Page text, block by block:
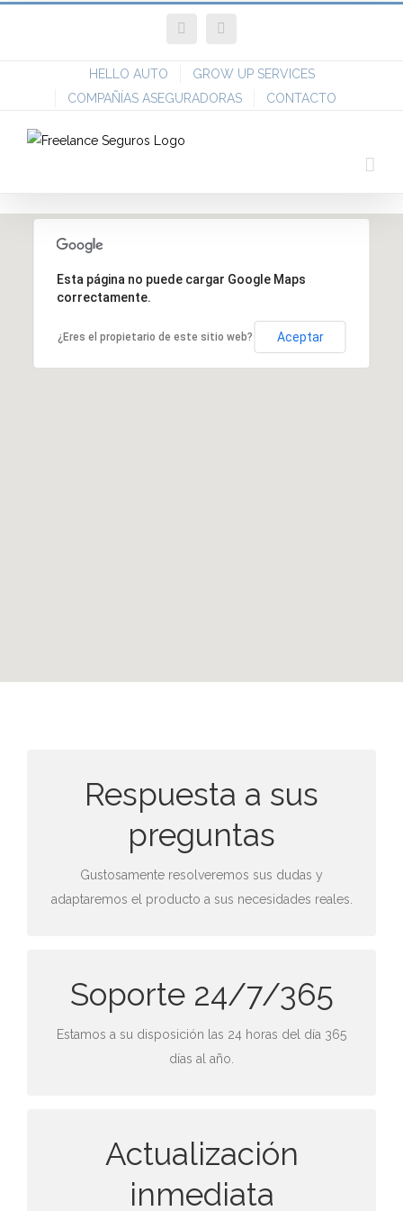
Facebook
HELLO AUTO
GROW UP SERVICES
COMPAÑÍAS ASEGURADORAS
CONTACTO
Esta página no puede cargar Google Maps
correctamente.
¿Eres el propietario de este sitio web? Aceptar
Respuesta a sus
preguntas
Gustosamente resolveremos sus dudas y
adaptaremos el producto a sus necesidades reales.
ATENCIÓN PERSONALIZADA
Ninguna persona tiene las mismas necesidades y por
eso adaptamos el producto para su mejor
Soporte 24/7/365
Estamos a su disposición las 24 horas del día 365
días al año.
ATENCIÓN SIN ESPERAS
Póngase en contacto con nuestro departamento y
resolveremos su problema con la mayor celeridad.
Actualización
inmediata
SEGUIMIENTO PERSONALIZADO
que ocupar su tiempo en resolver problemas.